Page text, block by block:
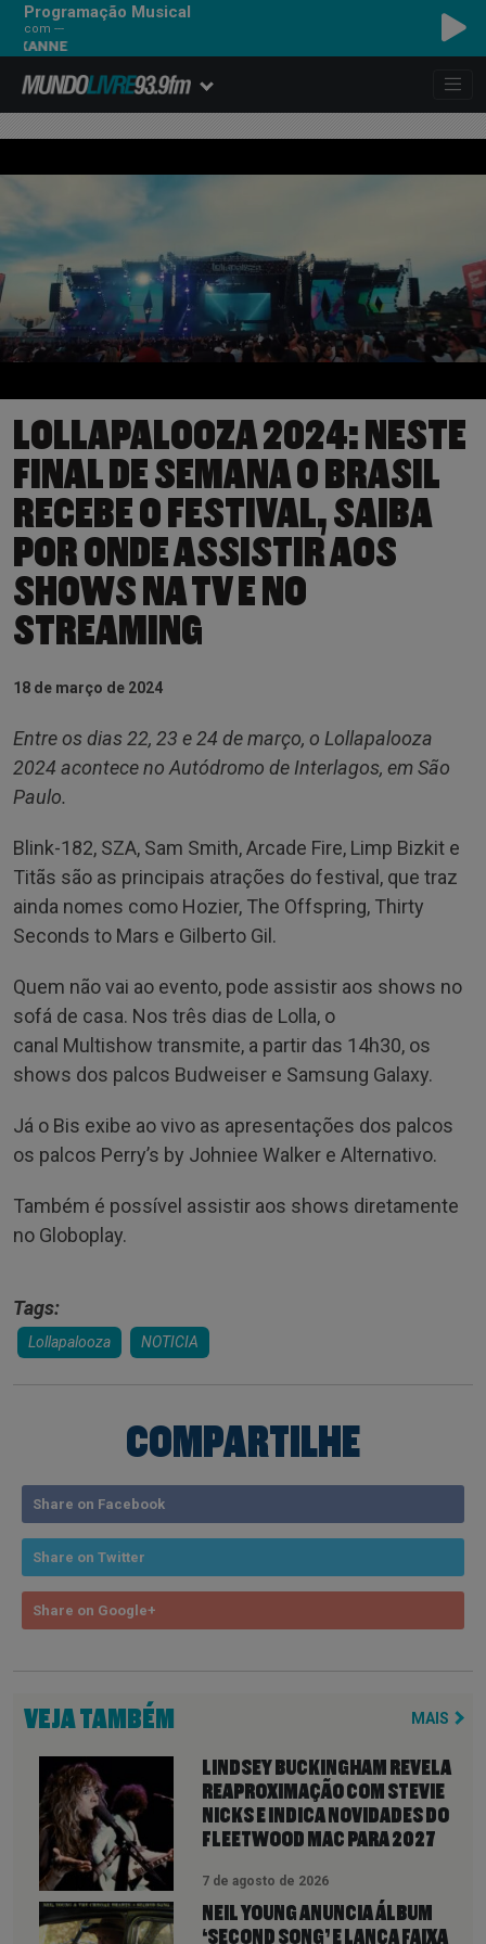
Programação Musical
com ---
LOLLAPALOOZA 2024: NESTE
FINAL DE SEMANA O BRASIL
RECEBE O FESTIVAL, SAIBA
POR ONDE ASSISTIR AOS
SHOWS NA TV E NO
STREAMING
18 de março de 2024
Entre os dias 22, 23 e 24 de março, o Lollapalooza
2024 acontece no Autódromo de Interlagos, em São
Paulo.
Blink-182, SZA, Sam Smith, Arcade Fire, Limp Bizkit e
Titãs são as principais atrações do festival, que traz
ainda nomes como Hozier, The Offspring, Thirty
Seconds to Mars e Gilberto Gil.
Quem não vai ao evento, pode assistir aos shows no
sofá de casa. Nos três dias de Lolla, o
canal Multishow transmite, a partir das 14h30, os
shows dos palcos Budweiser e Samsung Galaxy.
Já o Bis exibe ao vivo as apresentações dos palcos
os palcos Perry’s by Johniee Walker e Alternativo.
Também é possível assistir aos shows diretamente
no Globoplay.
Tags:
Lollapalooza NOTICIA
COMPARTILHE
Share on Facebook
Share on Twitter
Share on Google+
VEJA TAMBÉM MAIS
LINDSEY BUCKINGHAM REVELA
REAPROXIMAÇÃO COM STEVIE
NICKS E INDICA NOVIDADES DO
FLEETWOOD MAC PARA 2027
7 de agosto de 2026
NEIL YOUNG ANUNCIA ÁLBUM
‘SECOND SONG’ E LANÇA FAIXA